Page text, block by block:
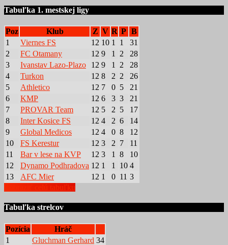
Tabuľka 1. mestskej ligy
Poz Klub Z V R P B
1
Viernes FS 12 10 1 1
31
2
FC Otamany 12 9 1 2
28
3
Ivanstav Lazo-Plazo 12 9 1 2
28
4
Turkon 12 8 2 2
26
5
Athletico 12 7 0 5
21
6
KMP 12 6 3 3
21
7
PROVAR Team 12 5 2 5
17
8
Inter Kosice FS 12 4 2 6
14
9
Global Medicos 12 4 0 8
12
10
FS Kerestur 12 3 2 7
11
11
Bar v lese na KVP 12 3 1 8
10
12
Dynamo Podhradova 12 1 1 10 4
13
AFC Mier 12 1 0 11 3
Tabuľka strelcov
Pozícia
Hráč
1
Gluchman Gerhard 34